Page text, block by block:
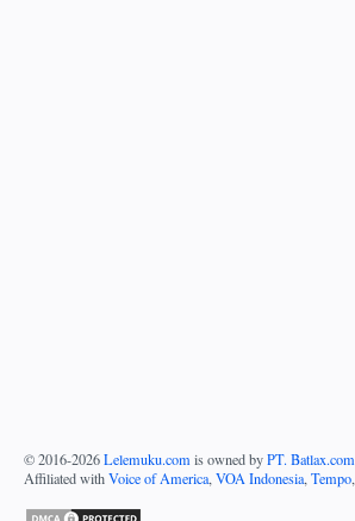
© 2016-2026Lelemuku.com is owned byPT. Batlax.com
Affiliated withVoice of America, VOA Indonesia, Tempo,